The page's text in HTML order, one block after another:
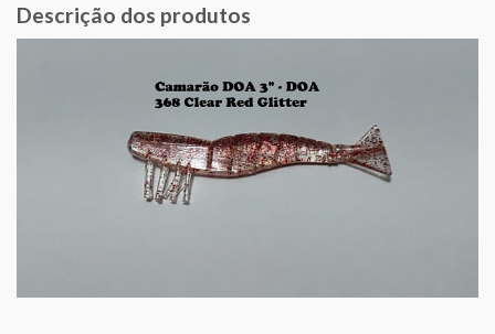
Descrição dos produtos